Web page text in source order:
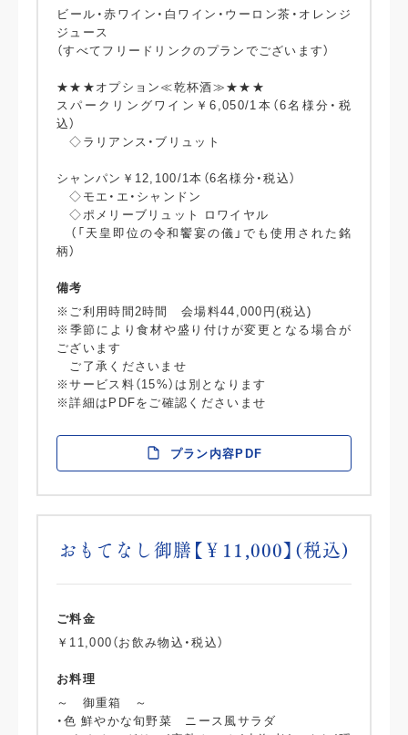
ビール・赤ワイン・白ワイン・ウーロン茶・オレンジ
ジュース
（すべてフリードリンクのプランでございます）
★★★オプション≪乾杯酒≫★★★
スパークリングワイン￥6,050/1本（6名様分・税
込）
◇ラリアンス・ブリュット
シャンパン￥12,100/1本（6名様分・税込）
◇モエ・エ・シャンドン
◇ポメリーブリュット ロワイヤル
（「天皇即位の令和饗宴の儀」でも使用された銘
柄）
備考
※ご利用時間2時間 会場料44,000円(税込)
※季節により食材や盛り付けが変更となる場合が
ございます
ご了承くださいませ
※サービス料（15%）は別となります
※詳細はPDFをご確認くださいませ
プラン内容PDF
おもてなし御膳【￥11,000】(税込)
ご料金
￥11,000（お飲み物込・税込）
お料理
～ 御重箱 ～
・色 鮮やかな旬野菜 ニース風サラダ